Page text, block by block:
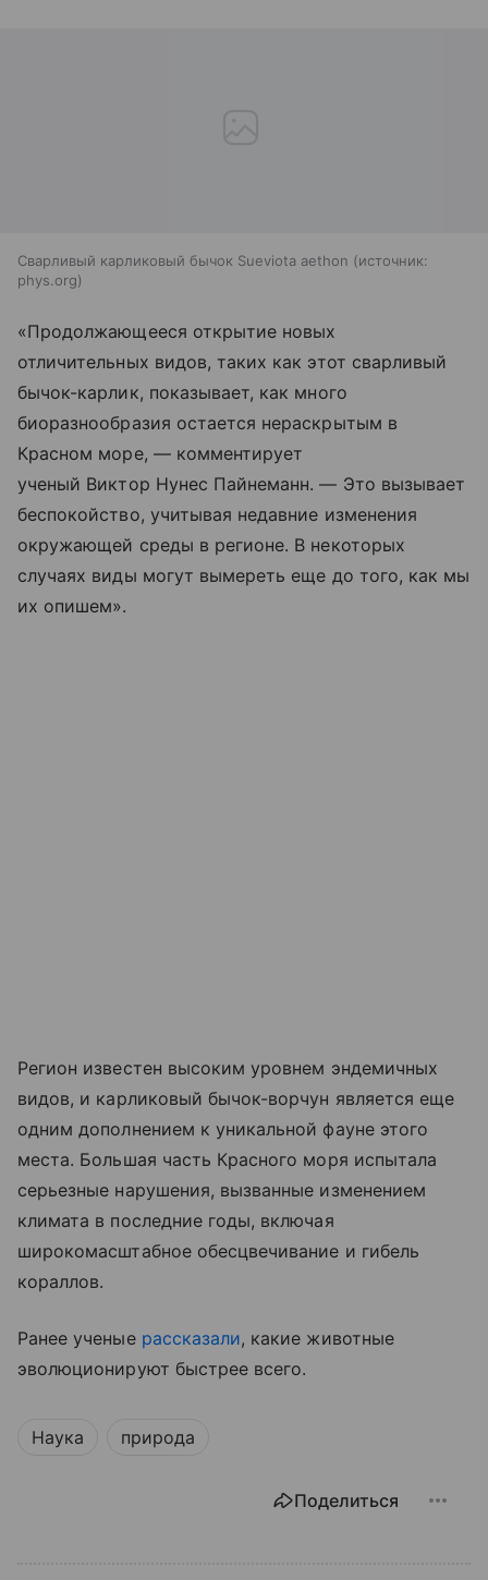
Сварливый карликовый бычок Sueviota aethon
источник:
phys.org
«Продолжающееся открытие новых
отличительных видов, таких как этот сварливый
бычок-карлик, показывает, как много
биоразнообразия остается нераскрытым в
Красном море, — комментирует
ученый Виктор Нунес Пайнеманн. — Это вызывает
беспокойство, учитывая недавние изменения
окружающей среды в регионе. В некоторых
случаях виды могут вымереть еще до того, как мы
их опишем».
Регион известен высоким уровнем эндемичных
видов, и карликовый бычок-ворчун является еще
одним дополнением к уникальной фауне этого
места. Большая часть Красного моря испытала
серьезные нарушения, вызванные изменением
климата в последние годы, включая
широкомасштабное обесцвечивание и гибель
кораллов.
Ранее ученые рассказали, какие животные
эволюционируют быстрее всего.
Наука природа
Поделиться